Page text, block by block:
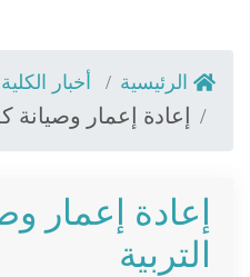
الرئيسية أخبار الكلية
إعادة إعمار وصيانة
إعادة إعمار
التربية